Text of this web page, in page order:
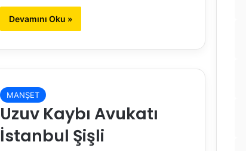
Devamını Oku »
MANŞET
Uzuv Kaybı Avukatı
İstanbul Şişli